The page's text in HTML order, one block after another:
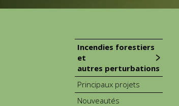
Incendies forestiers
et
autres perturbations
Principaux projets
Nouveautés